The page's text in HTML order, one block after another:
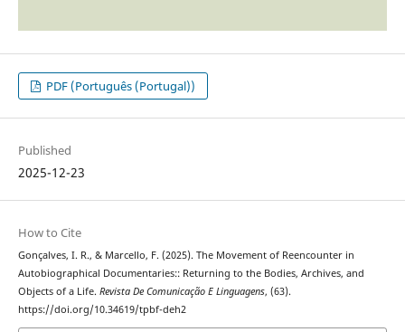
PDF (Português (Portugal))
Published
2025-12-23
How to Cite
Gonçalves, I. R., & Marcello, F. (2025). The Movement of Reencounter in
Autobiographical Documentaries:: Returning to the Bodies, Archives, and
Objects of a Life. Revista De Comunicação E Linguagens, (63).
https://doi.org/10.34619/tpbf-deh2